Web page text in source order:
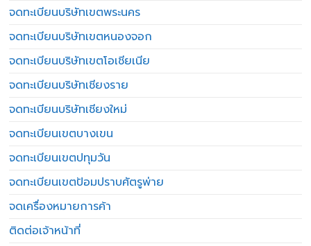
จดทะเบียนบริษัทเขตพระนคร
จดทะเบียนบริษัทเขตหนองจอก
จดทะเบียนบริษัทเขตโอเชียเนีย
จดทะเบียนบริษัทเชียงราย
จดทะเบียนบริษัทเชียงใหม่
จดทะเบียนเขตบางเขน
จดทะเบียนเขตปทุมวัน
จดทะเบียนเขตป้อมปราบศัตรูพ่าย
จดเครื่องหมายการค้า
ติดต่อเจ้าหน้าที่